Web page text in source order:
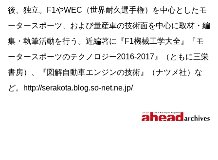
後、独立。F1やWEC（世界耐久選手権）を中心としたモ
ータースポーツ、および量産車の技術面を中心に取材・編
集・執筆活動を行う。近編著に『F1機械工学大全』『モ
ータースポーツのテクノロジー2016-2017』（ともに三栄
書房）、『図解自動車エンジンの技術』（ナツメ社）な
ど。http://serakota.blog.so-net.ne.jp/